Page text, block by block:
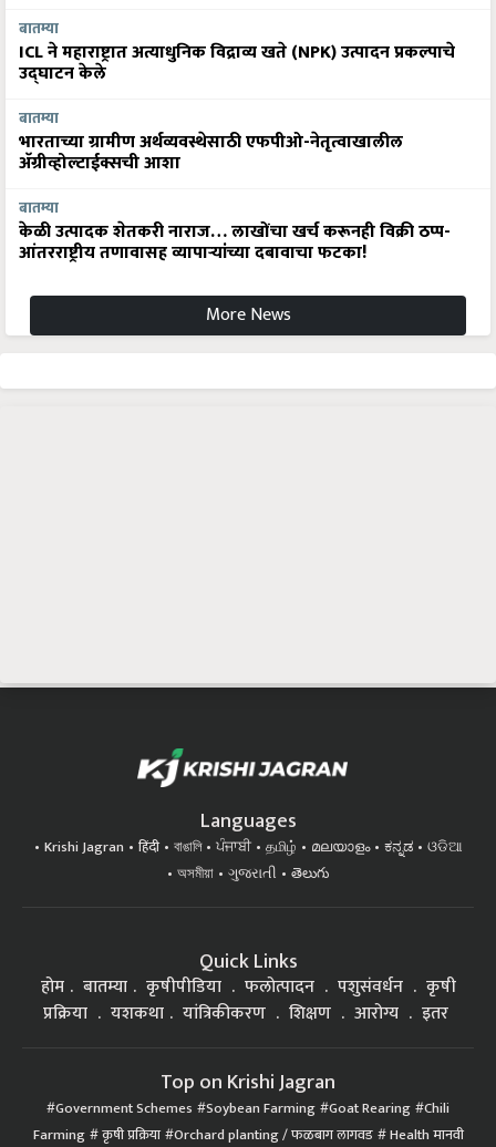
बातम्या
ICL ने महाराष्ट्रात अत्याधुनिक विद्राव्य खते (NPK) उत्पादन प्रकल्पाचे
उद्घाटन केले
बातम्या
भारताच्या ग्रामीण अर्थव्यवस्थेसाठी एफपीओ-नेतृत्वाखालील
अ‍ॅग्रीव्होल्टाईक्सची आशा
बातम्या
केळी उत्पादक शेतकरी नाराज… लाखोंचा खर्च करूनही विक्री ठप्प-
आंतरराष्ट्रीय तणावासह व्यापाऱ्यांच्या दबावाचा फटका!
More News
Languages
Krishi Jagran हिंदी বাঙালি ਪੰਜਾਬੀ தமிழ் മലയാളം ಕನ್ನಡ
ଓଡିଆ
অসমীয়া
ગુજરાતી తెలుగు
Quick Links
होम बातम्या कृषीपीडिया फलोत्पादन पशुसंवर्धन
कृषी
प्रक्रिया
यशकथा यांत्रिकीकरण शिक्षण आरोग्य इतर
Top on Krishi Jagran
Government Schemes Soybean Farming Goat Rearing Chili
Farming कृषी प्रक्रिया Orchard planting / फळबाग लागवड Health मानवी